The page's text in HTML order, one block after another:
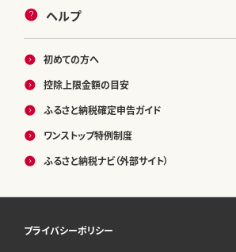
ヘルプ
初めての方へ
控除上限金額の目安
ふるさと納税確定申告ガイド
ワンストップ特例制度
ふるさと納税ナビ（外部サイト）
プライバシーポリシー